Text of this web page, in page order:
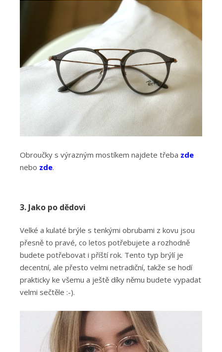
Obroučky s výrazným mostíkem najdete třeba zde
nebo zde.
3. Jako po dědovi
Velké a kulaté brýle s tenkými obrubami z kovu jsou
přesně to pravé, co letos potřebujete a rozhodně
budete potřebovat i příští rok. Tento typ brýlí je
decentní, ale přesto velmi netradiční, takže se hodí
prakticky ke všemu a ještě díky němu budete vypadat
velmi sečtěle :-).